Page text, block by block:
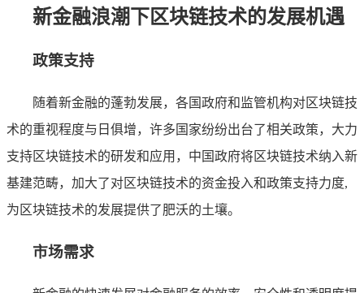
新金融浪潮下区块链技术的发展机遇
政策支持
随着新金融的蓬勃发展，各国政府和监管机构对区块链技
术的重视程度与日俱增，许多国家纷纷出台了相关政策，大力
支持区块链技术的研发和应用，中国政府将区块链技术纳入新
基建范畴，加大了对区块链技术的资金投入和政策支持力度,
为区块链技术的发展提供了肥沃的土壤。
市场需求